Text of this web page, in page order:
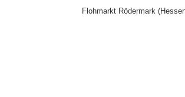
Flohmarkt Rödermark